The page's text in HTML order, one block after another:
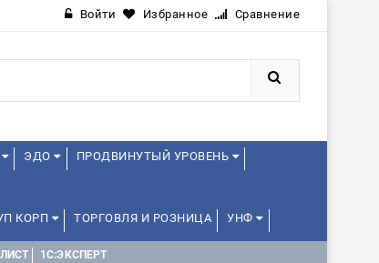
Войти Избранное Сравнение
ЭДО ПРОДВИНУТЫЙ УРОВЕНЬ
КОРП ТОРГОВЛЯ И РОЗНИЦА УНФ
1С:ЭКСПЕРТ